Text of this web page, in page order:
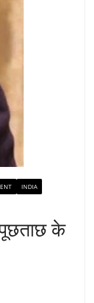
INDIA
पूछताछ के